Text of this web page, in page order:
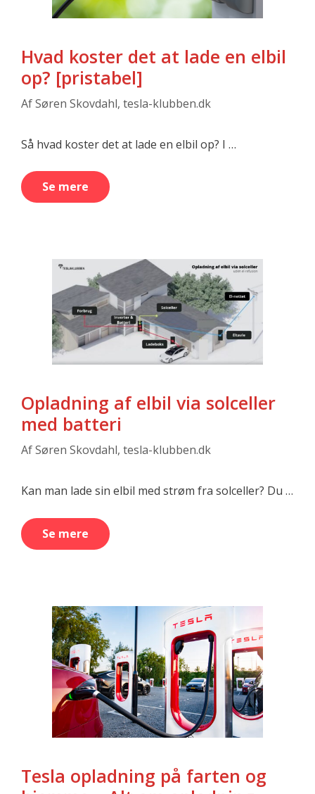
Hvad koster det at lade en elbil
op? [pristabel]
AfSøren Skovdahl, tesla-klubben.dk
Så hvad koster det at lade en elbil op? I …
Se mere
Opladning af elbil via solceller
med batteri
AfSøren Skovdahl, tesla-klubben.dk
Kan man lade sin elbil med strøm fra solceller? Du …
Se mere
Tesla opladning på farten og